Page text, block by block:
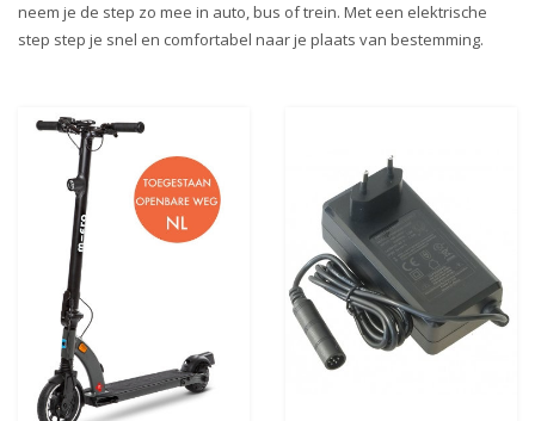
neem je de step zo mee in auto, bus of trein. Met een elektrische
step step je snel en comfortabel naar je plaats van bestemming.